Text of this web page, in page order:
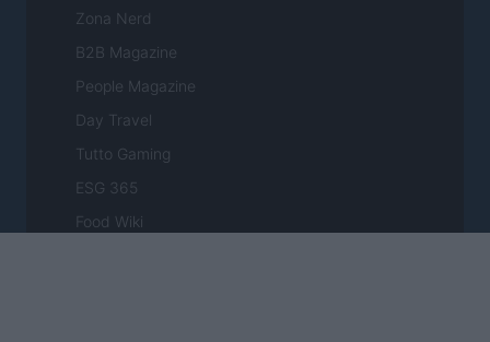
Zona Nerd
B2B Magazine
People Magazine
Day Travel
Tutto Gaming
ESG 365
Food Wiki